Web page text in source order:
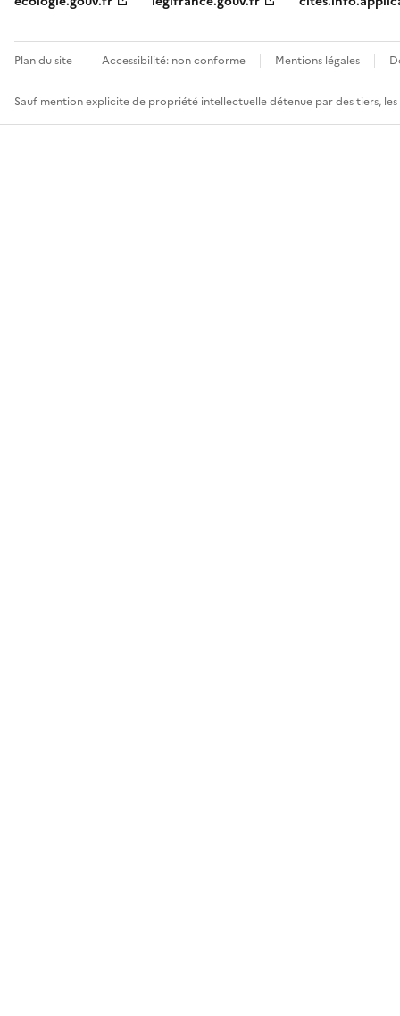
Plan du site Accessibilité: non conforme Mentions légales
Sauf mention explicite de propriété intellectuelle détenue par des tiers,